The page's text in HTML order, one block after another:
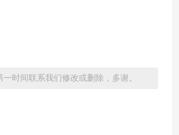
时间联系我们修改或删除，多谢。